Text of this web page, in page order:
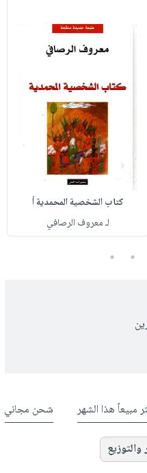
كتاب الشخصية المحمدية أ
لـ معروف الرصافي
4
5
مبيعاً هذا الشهر شحن مجاني